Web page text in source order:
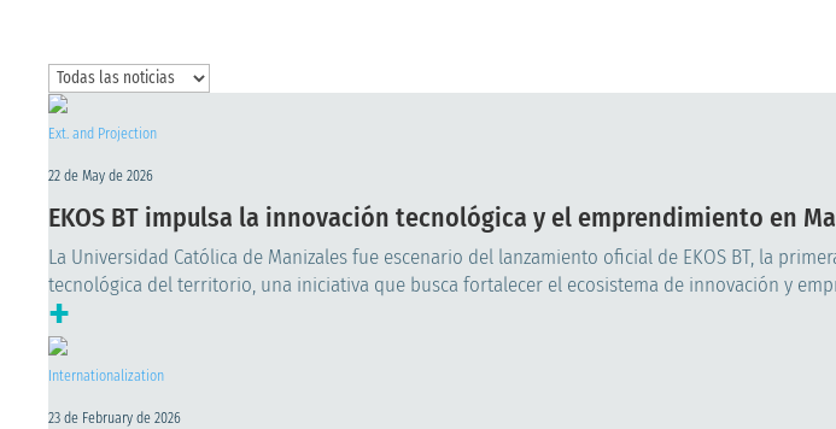
Ext. and Projection
22 de May de 2026
EKOS BT impulsa la innovación tecnológica y el emprendimiento en
La Universidad Católica de Manizales fue escenario del lanzamiento oficial de EKOS BT, la
tecnológica del territorio, una iniciativa que busca fortalecer el ecosistema de innovación y
+
Internationalization
23 de February de 2026